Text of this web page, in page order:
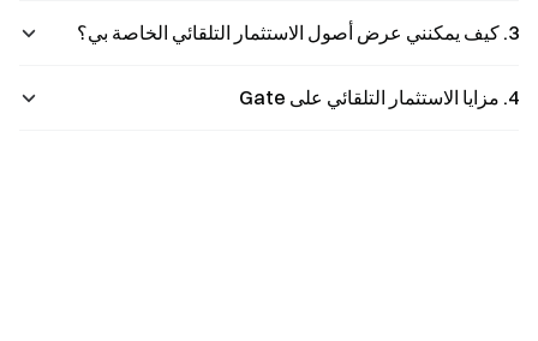
3. كيف يمكنني عرض أصول الاستثمار التلقائي الخاصة بي؟
4. مزايا الاستثمار التلقائي على Gate